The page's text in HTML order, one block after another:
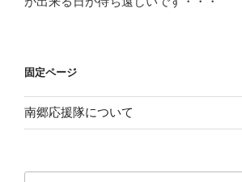
固定ページ
南郷応援隊について